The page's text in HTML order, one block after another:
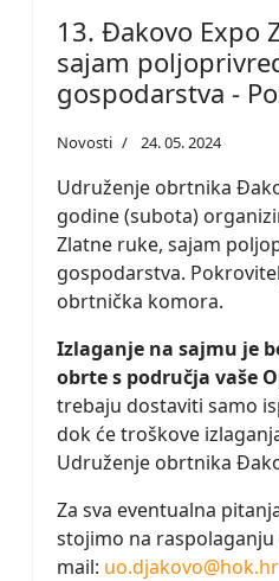
13. Đakovo Expo
sajam
gospodarstva -
Novosti 24. 05. 2024
Udruženje obrtnika
godine (subota)
Zlatne ruke, sajam
gospodarstva.
obrtnička komora.
Izlaganje na sajmu je
obrte s područja vaše
trebaju dostaviti samo
dok će troškove
Udruženje obrtnika
Za sva eventualna
stojimo na raspolaganju
mail: uo.djakovo@hok.hr